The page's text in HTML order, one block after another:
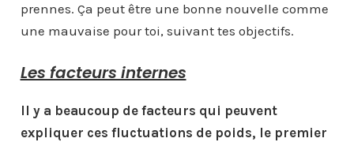
prennes. Ça peut être une bonne nouvelle comme
une mauvaise pour toi, suivant tes objectifs.
Les facteurs internes
Il y a beaucoup de facteurs qui peuvent
expliquer ces fluctuations de poids, le premier